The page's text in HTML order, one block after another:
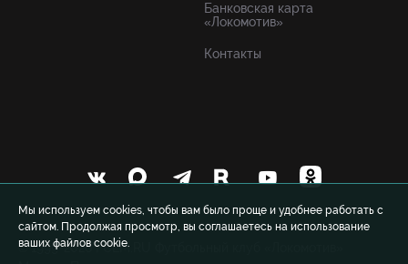
Мы используем cookies, чтобы вам было проще и удобнее работать с
сайтом. Продолжая просмотр, вы соглашаетесь на использование
ваших файлов cookie.
Банковская карта
«Локомотив»
Контакты
© 1999-2026 FCLM.RU Футбольный клуб «Локомотив»